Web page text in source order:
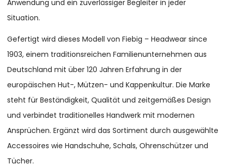
Anwendung und ein zuverlässiger Begleiter in jeder
Situation.
Gefertigt wird dieses Modell von Fiebig – Headwear since
1903, einem traditionsreichen Familienunternehmen aus
Deutschland mit über 120 Jahren Erfahrung in der
europäischen Hut-, Mützen- und Kappenkultur. Die Marke
steht für Beständigkeit, Qualität und zeitgemäßes Design
und verbindet traditionelles Handwerk mit modernen
Ansprüchen. Ergänzt wird das Sortiment durch ausgewählte
Accessoires wie Handschuhe, Schals, Ohrenschützer und
Tücher.